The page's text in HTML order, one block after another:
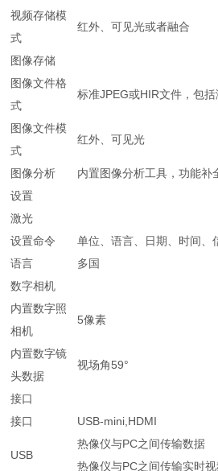
视频存储模
式
红外、可见光或者融合
图像存储
图像文件格
式
标准JPEG或HIR文件，包
图像文件模
式
红外、可见光
图像分析
内置图像分析工具，功能补
设置
激光
设置命令
单位、语言、日期、时间、
语言
多国
数字相机
内置数字照
相机
5像素
内置数字镜
头数据
视场角59°
接口
接口
USB-mini,HDMI
USB
热像仪与PC之间传输数据
热像仪与PC之间传输实时视